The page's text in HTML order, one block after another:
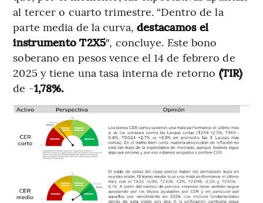
al tercer o cuarto trimestre. “Dentro de la
parte media de la curva, destacamos el
instrumento T2X5″, concluye. Este bono
soberano en pesos vence el 14 de febrero de
2025 y tiene una tasa interna de retorno (TIR)
de -1,78%.